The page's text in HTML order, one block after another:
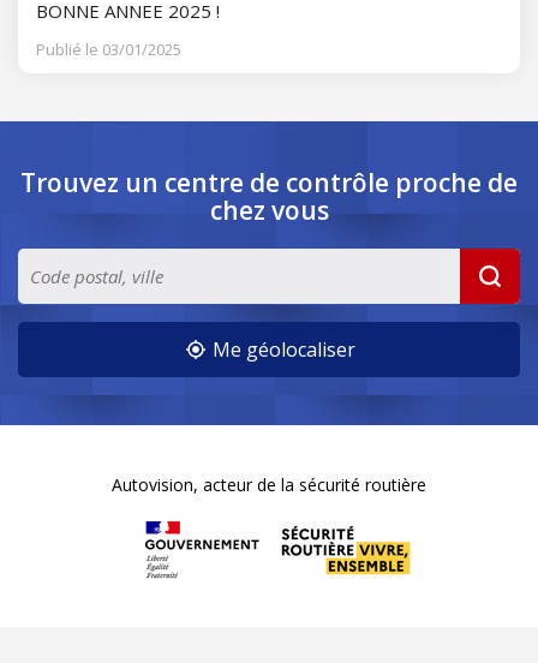
BONNE ANNEE 2025 !
Publié le 03/01/2025
Trouvez un centre de contrôle proche de
chez vous
Me géolocaliser
Autovision, acteur de la sécurité routière